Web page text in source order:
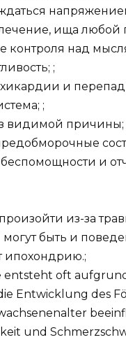
ища любой
контроля над
;
и
;
видимой причины;
и
из-за
быть и
ипохондрию.;
entsteht oft
Entwicklung des
und